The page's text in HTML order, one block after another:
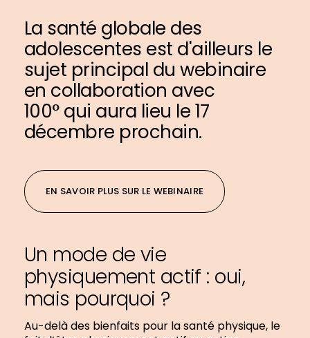
La santé globale des
adolescentes est d'ailleurs le
sujet principal du webinaire
en collaboration avec
100° qui aura lieu le 17
décembre prochain.
EN SAVOIR PLUS SUR LE WEBINAIRE
Un mode de vie
physiquement actif : oui,
mais pourquoi ?
Au-delà des bienfaits pour la santé physique, le